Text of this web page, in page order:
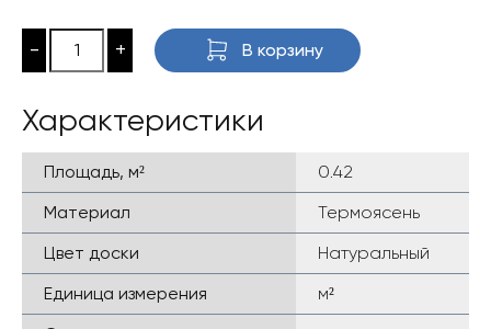
- + В корзину
Характеристики
Площадь, м²
0.42
Материал
Термоясень
Цвет доски
Натуральный
Единица измерения
м²